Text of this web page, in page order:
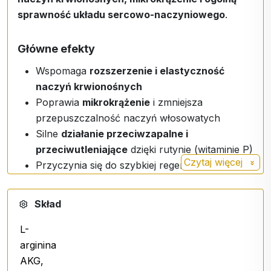
sprawność układu sercowo-naczyniowego.
Główne efekty
Wspomaga rozszerzenie i elastyczność
naczyń krwionośnych
Poprawia mikrokrążenie i zmniejsza
przepuszczalność naczyń włosowatych
Silne działanie przeciwzapalne i
przeciwutleniające dzięki rutynie (witaminie P)
Przyczynia się do szybkiej regeneracji i
problemom sercowo-naczyniowym
Czytaj więcej
Skład
L-
arginina
AKG,